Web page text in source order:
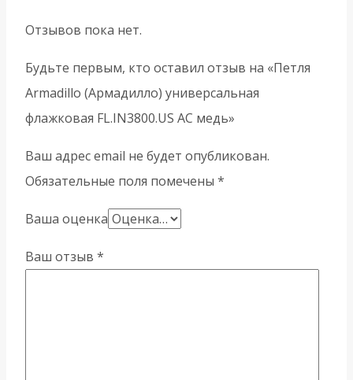
Отзывов пока нет.
Будьте первым, кто оставил отзыв на «Петля
Armadillo (Армадилло) универсальная
флажковая FL.IN3800.US AC медь»
Ваш адрес email не будет опубликован.
Обязательные поля помечены *
Ваша оценка
Ваш отзыв *